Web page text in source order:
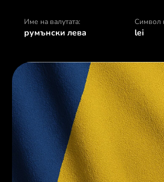
Име на валутата:
румънски лева
Символ
lei